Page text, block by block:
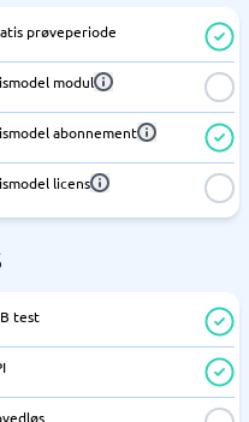
prøveperiode
modul
abonnement
licens
test